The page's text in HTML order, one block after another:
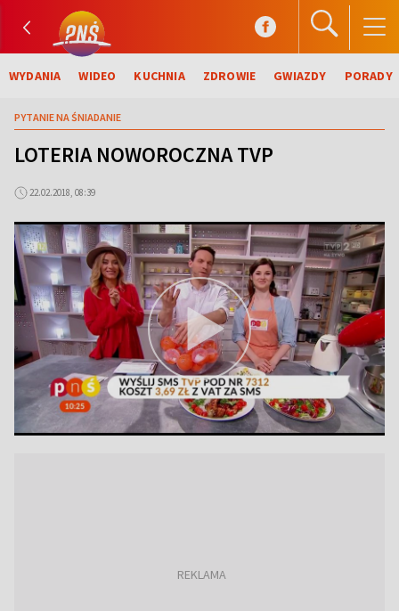
WYDANIA WIDEO KUCHNIA ZDROWIE GWIAZDY PORADY
PYTANIE NA ŚNIADANIE
LOTERIA NOWOROCZNA TVP
22.02.2018, 08:39